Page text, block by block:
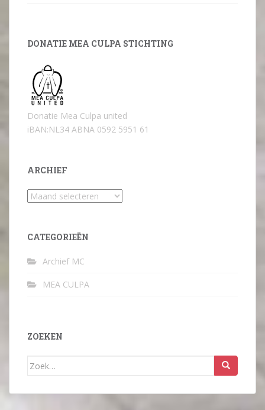
DONATIE MEA CULPA STICHTING
Donatie Mea Culpa united
iBAN:NL34 ABNA 0592 5951 61
ARCHIEF
Archief
CATEGORIEËN
Archief MC
MEA CULPA
ZOEKEN
Zoek